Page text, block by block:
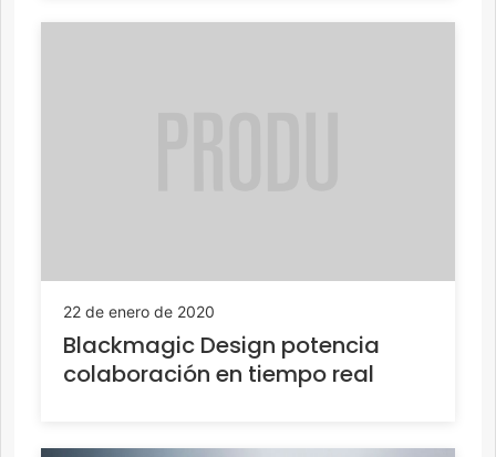
22 de enero de 2020
Blackmagic Design potencia
colaboración en tiempo real